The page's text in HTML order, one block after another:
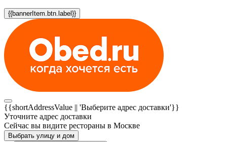
{{bannerItem.btn.label}}
{{shortAddressValue || 'Выберите адрес доставки'}}
Уточните адрес доставки
Сейчас вы видите рестораны в Москве
Выбрать улицу и дом